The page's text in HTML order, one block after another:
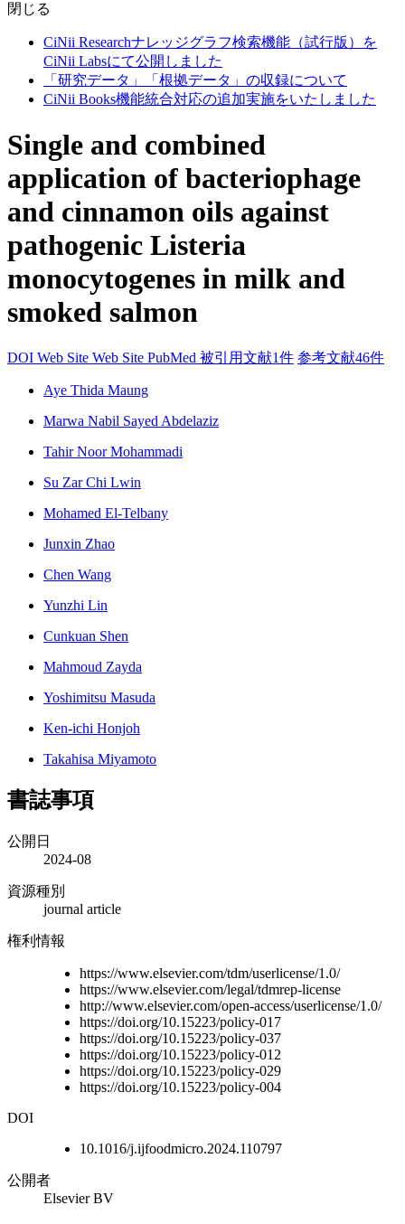
閉じる
CiNii Researchナレッジグラフ検索機能（試行版）を
CiNii Labsにて公開しました
「研究データ」「根拠データ」の収録について
CiNii Books機能統合対応の追加実施をいたしました
Single and combined
application of bacteriophage
and cinnamon oils against
pathogenic Listeria
monocytogenes in milk and
smoked salmon
DOI Web Site Web Site PubMed 被引用文献1件 参考文献46件
Aye Thida Maung
Marwa Nabil Sayed Abdelaziz
Tahir Noor Mohammadi
Su Zar Chi Lwin
Mohamed El-Telbany
Junxin Zhao
Chen Wang
Yunzhi Lin
Cunkuan Shen
Mahmoud Zayda
Yoshimitsu Masuda
Ken-ichi Honjoh
Takahisa Miyamoto
書誌事項
公開日
2024-08
資源種別
journal article
権利情報
https://www.elsevier.com/tdm/userlicense/1.0/
https://www.elsevier.com/legal/tdmrep-license
http://www.elsevier.com/open-access/userlicense/1.0/
https://doi.org/10.15223/policy-017
https://doi.org/10.15223/policy-037
https://doi.org/10.15223/policy-012
https://doi.org/10.15223/policy-029
https://doi.org/10.15223/policy-004
DOI
10.1016/j.ijfoodmicro.2024.110797
公開者
Elsevier BV